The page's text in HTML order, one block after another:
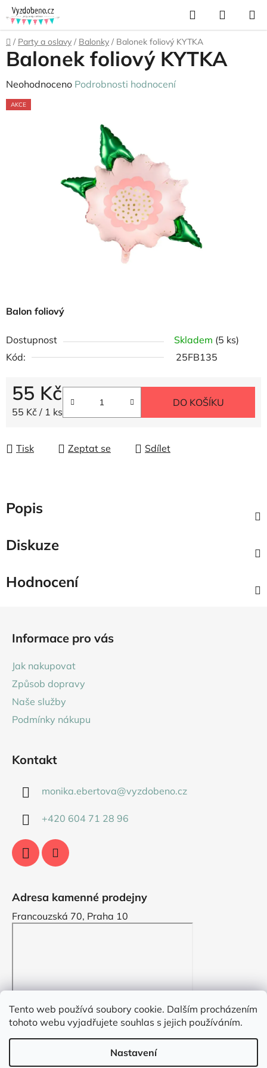
Tento web používá soubory cookie. Dalším procházením
tohoto webu vyjadřujete souhlas s jejich používáním.
Nastavení
Přejít
na
obsah
Hledat
KOŠÍK
Domů
/ Party a oslavy / Balonky / Balonek foliový KYTKA
Balon foliový
Dostupnost Skladem (5 ks)
Kód:
25FB135
55 Kč
Měrná cena:
55 Kč / 1 ks
DO KOŠÍKU
Tisk Zeptat se Sdílet
Balonek foliový KYTKA
Průměrné
hodnocení
Neohodnoceno Podrobnosti hodnocení
AKCE
Popis
Diskuze
Hodnocení
Informace pro vás
Jak nakupovat
Způsob dopravy
Naše služby
Podmínky nákupu
Kontakt
monika.ebertova@vyzdobeno.cz
+420 604 71 28 96
Adresa kamenné prodejny
Francouzská 70, Praha 10